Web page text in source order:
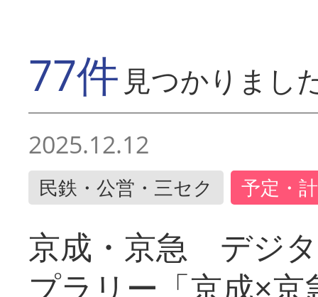
77件 見つかりまし
2025.12.12
民鉄・公営・三セク 予定・
京成・京急 デジ
プラリー「京成×